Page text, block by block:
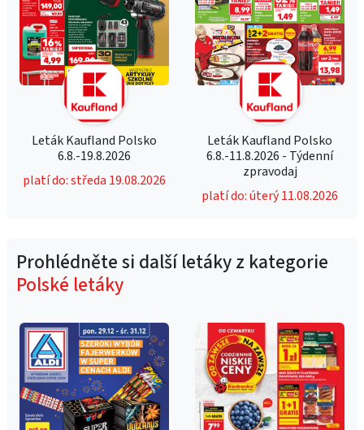
Leták Kaufland Polsko
6.8.-19.8.2026
platí do: středa 19.08.2026
Leták Kaufland Polsko
6.8.-11.8.2026 - Týdenní
zpravodaj
platí do: úterý 11.08.2026
Prohlédněte si další letáky z kategorie
Polské letáky